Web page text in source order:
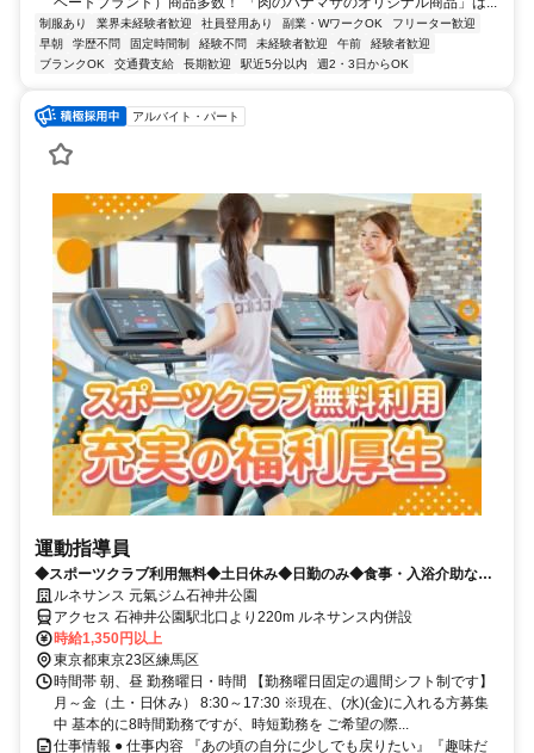
制服あり 業界未経験者歓迎 社員登用あり 副業・WワークOK
フリーター歓迎
早朝
学歴不問 固定時間制 経験不問 未経験者歓迎 午前
経験者歓迎
ブランクOK
交通費支給 長期歓迎 駅近5分以内 週2・3日からOK
アルバイト・パート
運動指導員
◆スポーツクラブ利用無料◆土日休み◆日勤のみ◆食事・入浴介助なし
◆17:30退勤
ルネサンス 元氣ジム石神井公園
アクセス 石神井公園駅北口より220m ルネサンス内併設
時給1,350円以上
東京都東京23区練馬区
時間帯 朝、昼 勤務曜日・時間 【勤務曜日固定の週間シフト制です】
月～金（土・日休み） 8:30～17:30 ※現在、(水)(金)に入れる方募集
中 基本的に8時間勤務ですが、時短勤務を ご希望の際...
仕事情報 ● 仕事内容 『あの頃の自分に少しでも戻りたい』『趣味だ